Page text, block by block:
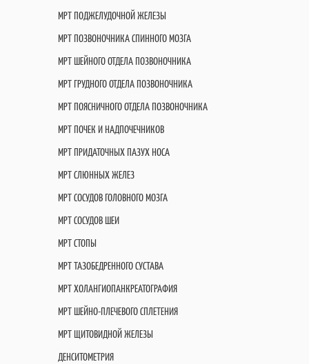
МРТ ПОДЖЕЛУДОЧНОЙ ЖЕЛЕЗЫ
МРТ ПОЗВОНОЧНИКА СПИННОГО МОЗГА
МРТ ШЕЙНОГО ОТДЕЛА ПОЗВОНОЧНИКА
МРТ ГРУДНОГО ОТДЕЛА ПОЗВОНОЧНИКА
МРТ ПОЯСНИЧНОГО ОТДЕЛА ПОЗВОНОЧНИКА
МРТ ПОЧЕК И НАДПОЧЕЧНИКОВ
МРТ ПРИДАТОЧНЫХ ПАЗУХ НОСА
МРТ СЛЮННЫХ ЖЕЛЕЗ
МРТ СОСУДОВ ГОЛОВНОГО МОЗГА
МРТ СОСУДОВ ШЕИ
МРТ СТОПЫ
МРТ ТАЗОБЕДРЕННОГО СУСТАВА
МРТ ХОЛАНГИОПАНКРЕАТОГРАФИЯ
МРТ ШЕЙНО-ПЛЕЧЕВОГО СПЛЕТЕНИЯ
МРТ ЩИТОВИДНОЙ ЖЕЛЕЗЫ
ДЕНСИТОМЕТРИЯ